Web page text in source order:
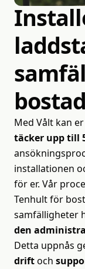
Med Vålt kan
täcker upp till
installationen
för er. Vår
Tenhult för
samfälligheter
den
Detta uppnås
driftoch